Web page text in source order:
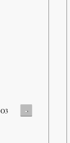
O3 -